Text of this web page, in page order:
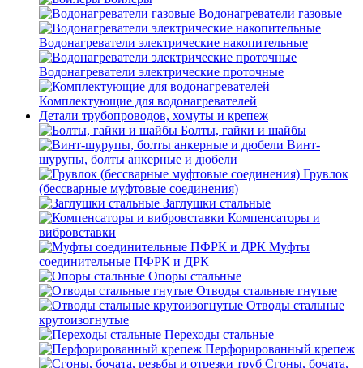
Водонагреватели газовые
Водонагреватели электрические накопительные
Водонагреватели электрические проточные
Комплектующие для водонагревателей
Детали трубопроводов, хомуты и крепеж
Болты, гайки и шайбы
Винт-
шурупы, болты анкерные и дюбели
Грувлок
(бессварные муфтовые соединения)
Заглушки стальные
Компенсаторы и
вибровставки
Муфты
соединительные ПФРК и ДРК
Опоры стальные
Отводы стальные гнутые
Отводы стальные
крутоизогнутые
Переходы стальные
Перфорированный крепеж
Сгоны, бочата,